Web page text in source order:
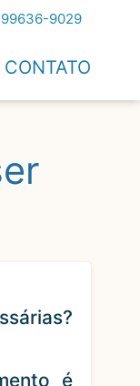
CONTATO
99636-9029
é